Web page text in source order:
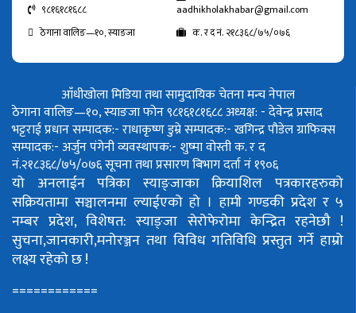
९८१६१८१६८८
aadhikholakhabar@gmail.com
ठेगाना वालिङ—१०, स्याङजा
क. र द नं. २१८३६८/७५/०७६
आँधीखोला मिडिया तथा सामुदायिक चेतना मन्च नेपाल
ठेगाना वालिङ—१०, स्याङजा फोन ९८१६१८१६८८अध्यक्ष: - देवेन्द्र प्रसाद
भट्टराईप्रधान सम्पादक:- राधाकृष्ण डुम्रेसम्पादक:- खगिन्द्र पौडेलग्राफिक्स
सम्पादक:- अर्जुन पंगेनीव्यवस्थापक:- शुष्मा वोस्तीक. र द
नं.२१८३६८/७५/०७६सूचना तथा प्रसारण बिभाग दर्ता नं १९०६
यो अनलाईन पत्रिका स्याङ्जाका क्रियाशिल पत्रकारहरुको
सक्रियतामा सञ्चालनमा ल्याईएको हो । हामी गण्डकी प्रदेश र ५
नम्बर प्रदेश, विशेषत: स्याङ्जा सेरोफेरोमा केन्द्रित रहनेछौ !
सुचना,जानकारी,मनोरञ्जन तथा विविध गतिविधि प्रस्तुत गर्ने हाम्रो
लक्ष्य रहेको छ !
============